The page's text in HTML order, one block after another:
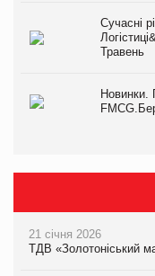
Сучасні
Травень
Новинки.
21 січня 2026
ТДВ «Золотоніський